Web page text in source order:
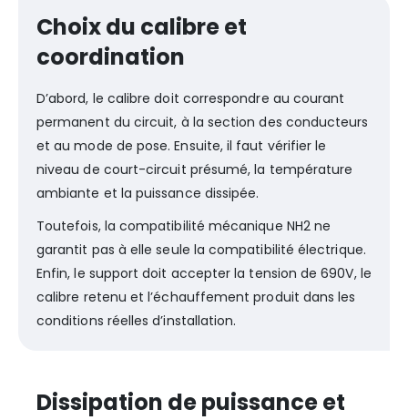
Choix du calibre et
coordination
D’abord, le calibre doit correspondre au courant
permanent du circuit, à la section des conducteurs
et au mode de pose. Ensuite, il faut vérifier le
niveau de court-circuit présumé, la température
ambiante et la puissance dissipée.
Toutefois, la compatibilité mécanique NH2 ne
garantit pas à elle seule la compatibilité électrique.
Enfin, le support doit accepter la tension de 690V, le
calibre retenu et l’échauffement produit dans les
conditions réelles d’installation.
Dissipation de puissance et